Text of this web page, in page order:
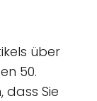
über
50.
dass Sie